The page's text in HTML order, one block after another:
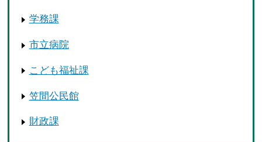
学務課
市立病院
こども福祉課
笠間公民館
財政課